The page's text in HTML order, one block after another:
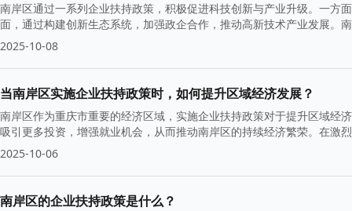
南岸区通过一系列企业扶持政策，积极促进科技创新与产业升级。一方
面，通过构建创新生态系统，加强政企合作，推动高新技术产业发展。
质量发展。
2025-10-08
当南岸区实施企业扶持政策时，如何提升区域经济发展？
南岸区作为重庆市重要的经济区域，实施企业扶持政策对于提升区域经
吸引更多投资，增强就业机会，从而推动南岸区的持续经济繁荣。在激
2025-10-06
南岸区的企业扶持政策是什么？